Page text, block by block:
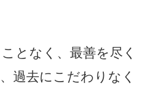
となく、最善を尽く
過去にこだわりなく